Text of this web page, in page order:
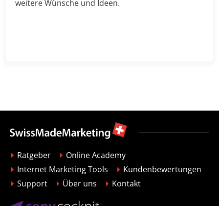
weitere Wünsche und Ideen.
Ratgeber
Online Academy
Internet Marketing Tools
Kundenbewertungen
Support
Über uns Kontakt